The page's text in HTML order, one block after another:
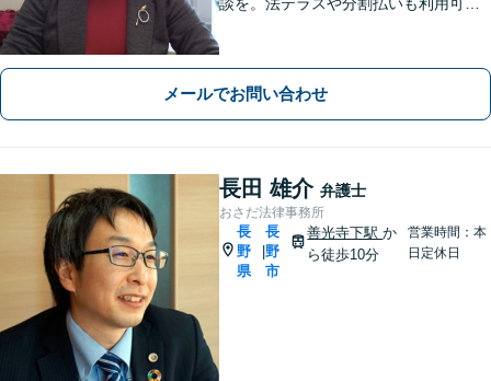
メールでお問い合わせ
長田 雄介 弁護士
おさだ法律事務所
長
野
県
長
野
市
善光寺下駅か
ら徒歩10分
営業時間：本
日定休日